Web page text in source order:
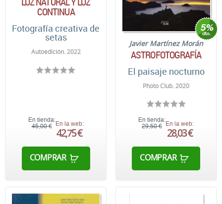
CONTINUA
Fotografía creativa de
setas
Autoedición. 2022
En tienda:
45,00 € En la web:
42,75 €
COMPRAR
Javier Martínez Morán
ASTROFOTOGRAFÍA
El paisaje nocturno
Photo Club. 2020
En tienda:
29,50 € En la web:
28,03 €
COMPRAR